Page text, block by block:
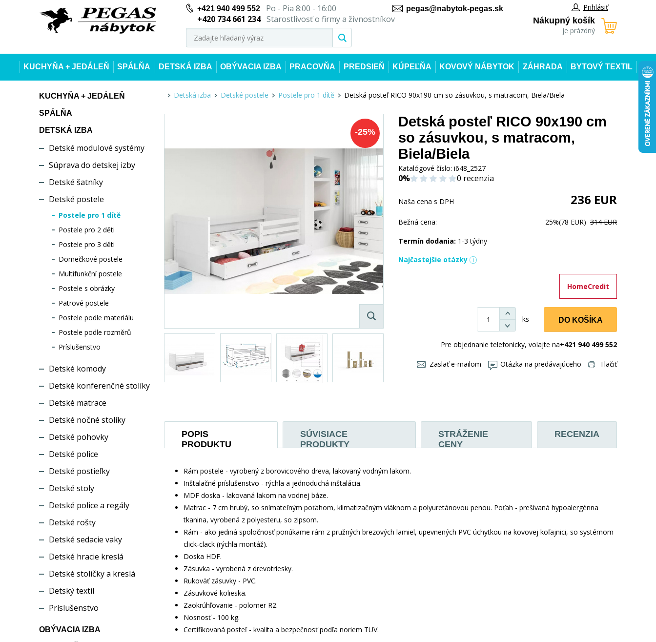
+421 940 499 552
Po - Pia 8:00 - 16:00
+420 734 661 234 Starostlivosť o firmy a živnostníkov
pegas@nabytok-pegas.sk Prihlásiť
Nákupný košík
je prázdný
KUCHYŇA + JEDÁLEŇ SPÁLŇA DETSKÁ IZBA OBÝVACIA IZBA PRACOVŇA PREDSIEŇ KÚPEĽŇA KOVOVÝ NÁBYTOK ZÁHRADA BYTOVÝ TEXTIL
KUCHYŇA + JEDÁLEŇ
SPÁLŇA
DETSKÁ IZBA
Detské modulové systémy
Súprava do detskej izby
Detské šatníky
Detské postele
Postele pro 1 dítě
Postele pro 2 děti
Postele pro 3 děti
Domečkové postele
Multifunkční postele
Postele s obrázky
Patrové postele
Postele podle materiálu
Postele podle rozměrů
Príslušenstvo
Detské komody
Detské konferenčné stolíky
Detské matrace
Detské nočné stolíky
Detské pohovky
Detské police
Detské postieľky
Detské stoly
Detské police a regály
Detské rošty
Detské sedacie vaky
Detské hracie kreslá
Detské stoličky a kreslá
Detský textil
Príslušenstvo
OBÝVACIA IZBA
Detská izba Detské postele Postele pro 1 dítě Detská posteľ RICO 90x190 cm so zásuvkou, s matracom, Biela/Biela
-25%
Detská posteľ RICO 90x190 cm
so zásuvkou, s matracom,
Biela/Biela
Katalógové číslo: i648_2527
0% 0 recenzia
Naša cena s DPH 236 EUR
Bežná cena: 25%(78 EUR) 314 EUR
Termín dodania: 1-3 týdny
Najčastejšie otázky
HomeCredit
ks DO KOŠÍKA
Pre objednanie telefonicky, volajte na+421 940 499 552
Zaslať e-mailom Otázka na predávajúceho Tlačiť
POPIS
PRODUKTU
SÚVISIACE
PRODUKTY
STRÁŽENIE
CENY
RECENZIA
Rám postele - vyrobený z borovicového dreva, lakovaný vodným lakom.
Inštalačné príslušenstvo - rýchla a jednoduchá inštalácia.
MDF doska - lakovaná lakom na vodnej báze.
Matrac - 7 cm hrubý, so snímateľným poťahom, klimatizačným vláknom a polyuretánovou penou. Poťah - prešívaná hypoalergénna
tkanina, vyrobená z polyesteru, so zipsom.
Rám - ako jediná spoločnosť ponúkame rám z pružných brezových lamiel, upevnených PVC úchytkou na kovovej koľajnici, so systémom
click-clack (rýchla montáž).
Doska HDF.
Zásuvka - vyrobená z drevotriesky.
Rukoväť zásuvky - PVC.
Zásuvkové kolieska.
Zaokrúhľovanie - polomer R2.
Nosnosť - 100 kg.
Certifikovaná posteľ - kvalita a bezpečnosť podľa noriem TUV.